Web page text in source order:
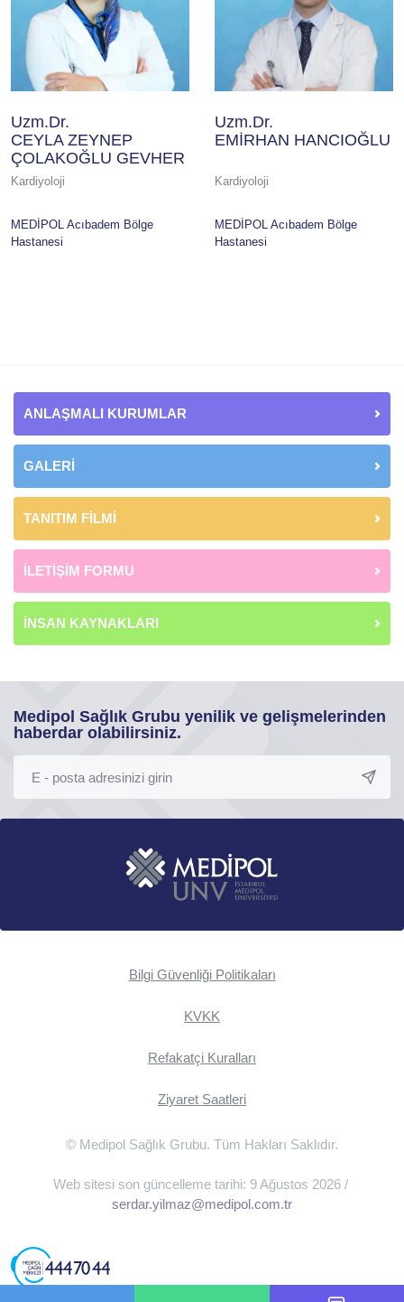
Uzm.Dr.
CEYLA ZEYNEP
ÇOLAKOĞLU GEVHER
Kardiyoloji
MEDİPOL Acıbadem Bölge
Hastanesi
Uzm.Dr.
EMİRHAN HANCIOĞLU
Kardiyoloji
MEDİPOL Acıbadem Bölge
Hastanesi
ANLAŞMALI KURUMLAR
GALERİ
TANITIM FİLMİ
İLETİŞİM FORMU
İNSAN KAYNAKLARI
Medipol Sağlık Grubu yenilik ve gelişmelerinden
haberdar olabilirsiniz.
Bilgi Güvenliği Politikaları
KVKK
Refakatçi Kuralları
Ziyaret Saatleri
© Medipol Sağlık Grubu. Tüm Hakları Saklıdır.
Web sitesi son güncelleme tarihi: 9 Ağustos 2026 /
serdar.yilmaz@medipol.com.tr